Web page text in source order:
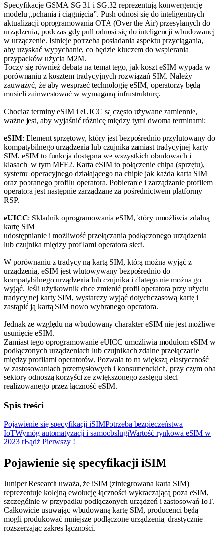
Specyfikacje GSMA SG.31 i SG.32 reprezentują konwergencję
modelu „pchania i ciągnięcia”. Push odnosi się do inteligentnych
aktualizacji oprogramowania OTA (Over the Air) przesyłanych do
urządzenia, podczas gdy pull odnosi się do inteligencji wbudowanej
w urządzenie. Istnieje potrzeba posiadania aspektu przyciągania,
aby uzyskać wypychanie, co będzie kluczem do wspierania
przypadków użycia M2M.
Toczy się również debata na temat tego, jak koszt eSIM wypada w
porównaniu z kosztem tradycyjnych rozwiązań SIM. Należy
zauważyć, że aby wesprzeć technologię eSIM, operatorzy będą
musieli zainwestować w wymaganą infrastrukturę.
Chociaż terminy eSIM i eUICC są często używane zamiennie,
ważne jest, aby wyjaśnić różnicę między tymi dwoma terminami:
eSIM: Element sprzętowy, który jest bezpośrednio przylutowany do
kompatybilnego urządzenia lub czujnika zamiast tradycyjnej karty
SIM. eSIM to funkcja dostępna we wszystkich obudowach i
klasach, w tym MFF2. Karta eSIM to połączenie chipa (sprzętu),
systemu operacyjnego działającego na chipie jak każda karta SIM
oraz pobranego profilu operatora. Pobieranie i zarządzanie profilem
operatora jest następnie zarządzane za pośrednictwem platformy
RSP.
eUICC: Składnik oprogramowania eSIM, który umożliwia zdalną
kartę SIM
udostępnianie i możliwość przełączania podłączonego urządzenia
lub czujnika między profilami operatora sieci.
W porównaniu z tradycyjną kartą SIM, którą można wyjąć z
urządzenia, eSIM jest wlutowywany bezpośrednio do
kompatybilnego urządzenia lub czujnika i dlatego nie można go
wyjąć. Jeśli użytkownik chce zmienić profil operatora przy użyciu
tradycyjnej karty SIM, wystarczy wyjąć dotychczasową kartę i
zastąpić ją kartą SIM nowo wybranego operatora.
Jednak ze względu na wbudowany charakter eSIM nie jest możliwe
usunięcie eSIM.
Zamiast tego oprogramowanie eUICC umożliwia modułom eSIM w
podłączonych urządzeniach lub czujnikach zdalne przełączanie
między profilami operatorów. Pozwala to na większą elastyczność
w zastosowaniach przemysłowych i konsumenckich, przy czym oba
sektory odnoszą korzyści ze zwiększonego zasięgu sieci
realizowanego przez łączność eSIM.
Spis treści
Pojawienie się specyfikacji iSIMPotrzeba bezpieczeństwa
IoTWymóg automatyzacji i samoobsługiWartość rynkowa eSIM w
2023 rBądź Pierwszy !
Pojawienie się specyfikacji iSIM
Juniper Research uważa, że iSIM (zintegrowana karta SIM)
reprezentuje kolejną ewolucję łączności wykraczającą poza eSIM,
szczególnie w przypadku podłączonych urządzeń i zastosowań IoT.
Całkowicie usuwając wbudowaną kartę SIM, producenci będą
mogli produkować mniejsze podłączone urządzenia, drastycznie
rozszerzając zakres łączności.